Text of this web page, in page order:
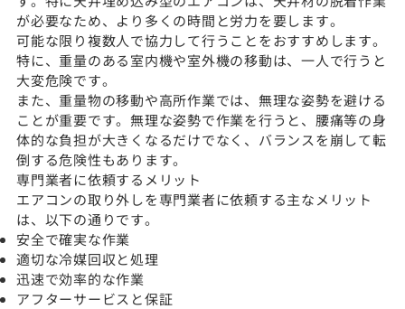
が必要なため、より多くの時間と労力を要します。
可能な限り複数人で協力して行うことをおすすめします。
特に、重量のある室内機や室外機の移動は、一人で行うと
大変危険です。
また、重量物の移動や高所作業では、無理な姿勢を避ける
ことが重要です。無理な姿勢で作業を行うと、腰痛等の身
体的な負担が大きくなるだけでなく、バランスを崩して転
倒する危険性もあります。
専門業者に依頼するメリット
エアコンの取り外しを専門業者に依頼する主なメリット
は、以下の通りです。
安全で確実な作業
適切な冷媒回収と処理
迅速で効率的な作業
アフターサービスと保証